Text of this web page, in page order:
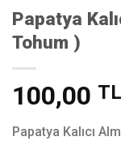
Papatya
Tohum )
100,00 TL
Papatya Kalıcı